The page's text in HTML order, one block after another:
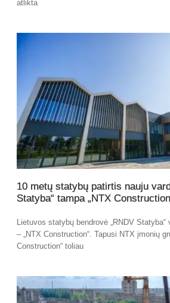
atlikta
10 metų statybų patirtis nauju
Statyba“ tampa „NTX
Lietuvos statybų bendrovė „RNDV
– „NTX Construction“. Tapusi NTX įmonių
Construction“ toliau